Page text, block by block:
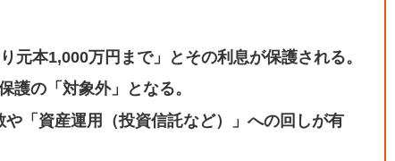
元本1,000万円まで」とその利息が保護される。
護の「対象外」となる。
「資産運用（投資信託など）」への回しが有